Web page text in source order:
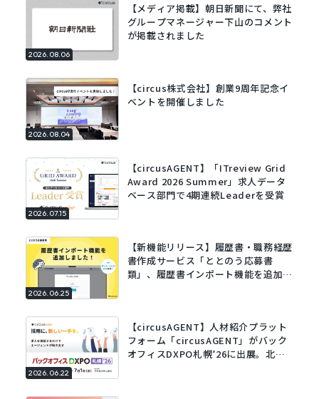
2026.08.06
【メディア掲載】朝日新聞にて、弊社
グループマネージャー下山のコメント
が掲載されました
2026.08.04
【circus株式会社】創業9周年記念イ
ベントを開催しました
2026.07.15
【circusAGENT】「ITreview Grid
Award 2026 Summer」求人データ
ベース部門で4期連続Leaderを受賞
2026.06.25
【新機能リリース】履歴書・職務経歴
書作成サービス「ととのう応募書
類」、履歴書インポート機能を追加。
2026.06.22
【circusAGENT】人材紹介プラット
フォーム「circusAGENT」がバック
オフィスDXPO札幌’26に出展。北海